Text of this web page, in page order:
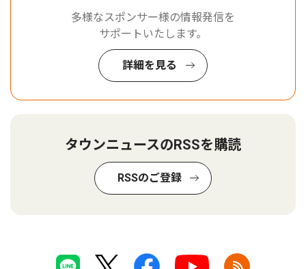
多様なスポンサー様の情報発信を
サポートいたします。
詳細を見る
タウンニュースのRSSを購読
RSSのご登録